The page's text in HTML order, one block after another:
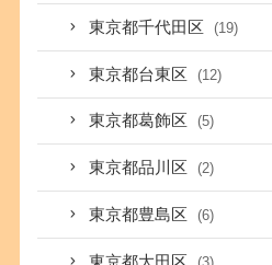
東京都千代田区 (19)
東京都台東区 (12)
東京都葛飾区 (5)
東京都品川区 (2)
東京都豊島区 (6)
東京都大田区